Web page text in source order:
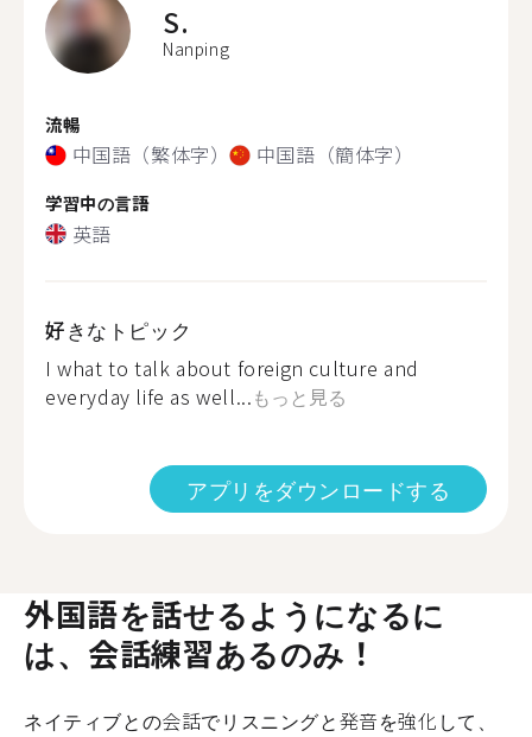
S.
Nanping
流暢
中国語（繁体字） 中国語（簡体字）
学習中の言語
英語
好きなトピック
I what to talk about foreign culture and
everyday life as well...もっと見る
アプリをダウンロードする
外国語を話せるようになるに
は、会話練習あるのみ！
ネイティブとの会話でリスニングと発音を強化して、